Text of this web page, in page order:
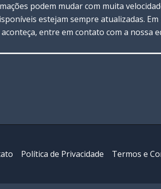
podem mudar com muita
estejam sempre atualizadas.
entre em contato com a nossa
Política de Privacidade Termos e